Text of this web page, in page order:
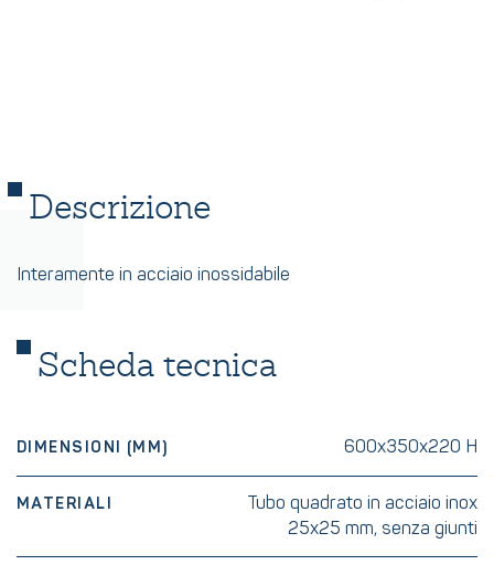
Descrizione
Interamente in acciaio inossidabile
Scheda tecnica
DIMENSIONI (MM) 600x350x220 H
MATERIALI
Tubo quadrato in acciaio inox
25x25 mm, senza giunti